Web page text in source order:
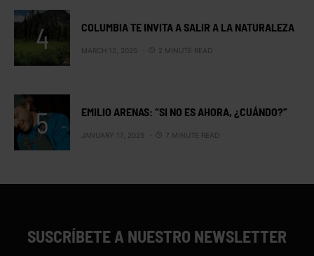
COLUMBIA TE INVITA A SALIR A LA NATURALEZA
MARCH 12, 2025 2 MINUTE READ
EMILIO ARENAS: “SI NO ES AHORA, ¿CUÁNDO?”
JANUARY 17, 2025 7 MINUTE READ
SUSCRÍBETE A NUESTRO NEWSLETTER